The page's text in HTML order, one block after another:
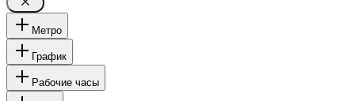
Метро
График
Рабочие часы